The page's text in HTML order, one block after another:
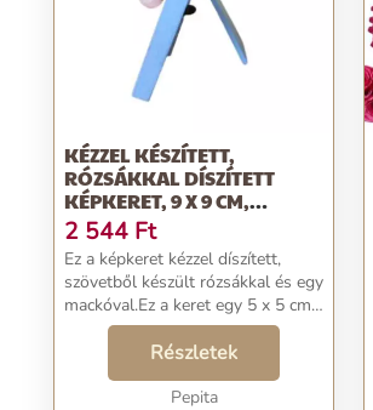
KÉZZEL KÉSZÍTETT,
RÓZSÁKKAL DÍSZÍTETT
KÉPKERET, 9 X 9 CM,
KÉZZEL...
2 544 Ft
Ez a képkeret kézzel díszített,
szövetből készült rózsákkal és egy
mackóval.Ez a keret egy 5 x 5 cm-
es fényképet képes befogadni, a
keret teljes mérete 9 x 9
cm.Sikeres dísztárgy lehet az
emlékek megő...
Részletek
Pepita